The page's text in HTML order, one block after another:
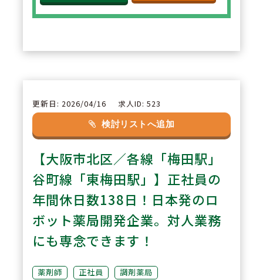
やすく、選択した都道府県内で安
【住宅サポートが充実し安心して
スタート可能】
法人契約により初期費用の負担が
なく、家賃も上限5万円まで会社
負担。新たな環境でも安心して勤
務を開始できます。
POINT 3
【経験が浅い方からでもキャリア
を築ける環境】
更新日: 2026/04/16 求人ID: 523
検討リストへ追加
【大阪市北区／各線「梅田駅」
谷町線「東梅田駅」】正社員の
年間休日数138日！日本発のロ
ボット薬局開発企業。対人業務
にも専念できます！
薬剤師 正社員 調剤薬局